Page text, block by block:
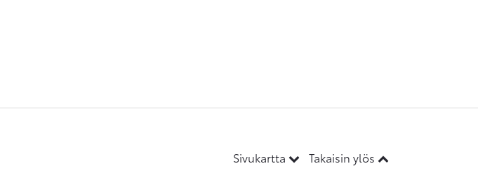
Sivukartta Takaisin ylös